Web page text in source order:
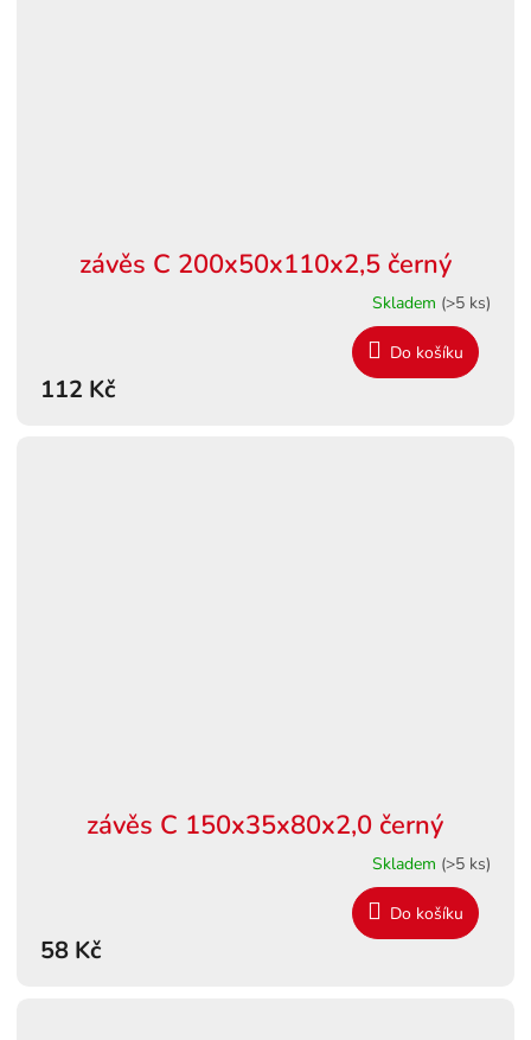
závěs C 200x50x110x2,5 černý
Skladem (>5 ks)
112 Kč
Do košíku
závěs C 150x35x80x2,0 černý
Skladem (>5 ks)
58 Kč
Do košíku